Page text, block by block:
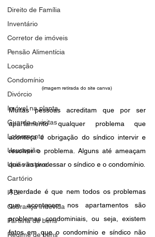
Direito de Família
Inventário
Corretor de imóveis
Pensão Alimentícia
Locação
Condomínio
Divórcio
Imóvel na planta
Guarda e visitas
Loteamento
Usucapião
União estável
Cartório
ITBI
Cobrança indevida
Partilha de bens
Regime de bens
(imagem retirada do site canva)
Muitas pessoas acreditam que por ser
apartamento qualquer problema que
aconteça é obrigação do síndico intervir e
resolver o problema. Alguns até ameaçam
que vão processar o síndico e o condomínio.
A verdade é que nem todos os problemas
que acontecem nos apartamentos são
problemas condominiais, ou seja, existem
fatos em que o condomínio e síndico não